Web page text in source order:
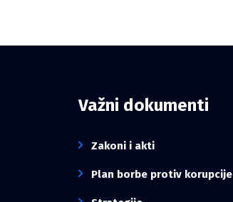
Važni dokumenti
Zakoni i akti
Plan borbe protiv korupcije